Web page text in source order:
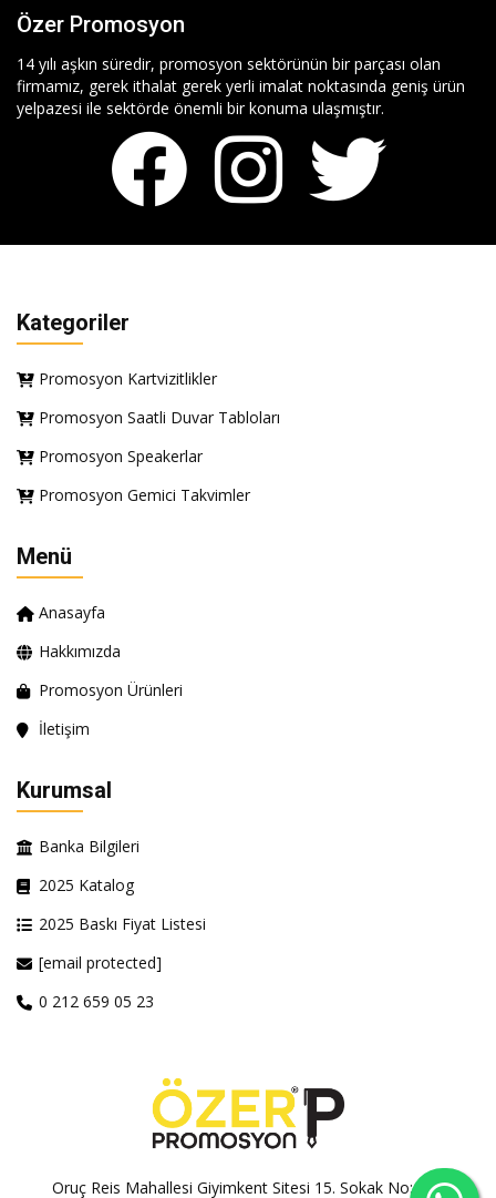
Özer Promosyon
14 yılı aşkın süredir, promosyon sektörünün bir parçası olan
firmamız, gerek ithalat gerek yerli imalat noktasında geniş ürün
yelpazesi ile sektörde önemli bir konuma ulaşmıştır.
Kategoriler
Promosyon Kartvizitlikler
Promosyon Saatli Duvar Tabloları
Promosyon Speakerlar
Promosyon Gemici Takvimler
Menü
Anasayfa
Hakkımızda
Promosyon Ürünleri
İletişim
Kurumsal
Banka Bilgileri
2025 Katalog
2025 Baskı Fiyat Listesi
[email protected]
0 212 659 05 23
Oruç Reis Mahallesi Giyimkent Sitesi 15. Sokak No:100A-